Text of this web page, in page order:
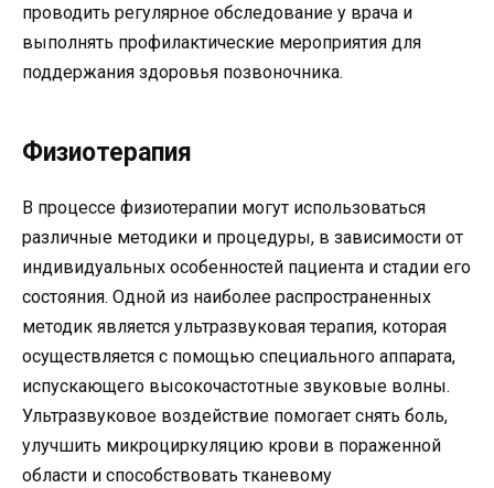
проводить регулярное обследование у врача и
выполнять профилактические мероприятия для
поддержания здоровья позвоночника.
Физиотерапия
В процессе физиотерапии могут использоваться
различные методики и процедуры, в зависимости от
индивидуальных особенностей пациента и стадии его
состояния. Одной из наиболее распространенных
методик является ультразвуковая терапия, которая
осуществляется с помощью специального аппарата,
испускающего высокочастотные звуковые волны.
Ультразвуковое воздействие помогает снять боль,
улучшить микроциркуляцию крови в пораженной
области и способствовать тканевому